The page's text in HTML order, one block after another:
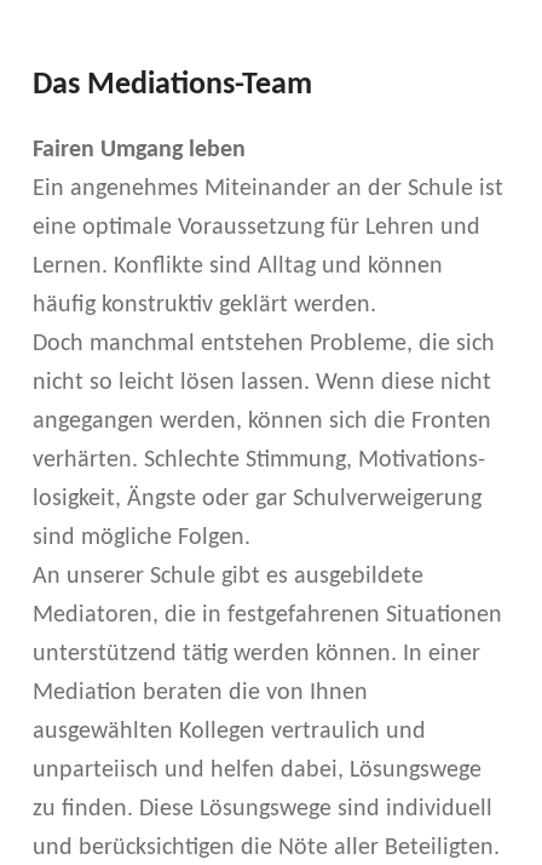
Das Mediations-Team
Fairen Umgang leben
Ein angenehmes Miteinander an der Schule ist
eine optimale Voraussetzung für Lehren und
Lernen. Konflikte sind Alltag und können
häufig konstruktiv geklärt werden.
Doch manchmal entstehen Probleme, die sich
nicht so leicht lösen lassen. Wenn diese nicht
angegangen werden, können sich die Fronten
verhärten. Schlechte Stimmung, Motivations­
losigkeit, Ängste oder gar Schulverweigerung
sind mögliche Folgen.
An unserer Schule gibt es ausgebildete
Mediatoren, die in festgefahrenen Situationen
unter­stützend tätig werden können. In einer
Mediation beraten die von Ihnen
ausgewählten Kollegen vertraulich und
unparteiisch und helfen dabei, Lösungswege
zu finden. Diese Lösungswege sind individuell
und berücksichtigen die Nöte aller Beteiligten.